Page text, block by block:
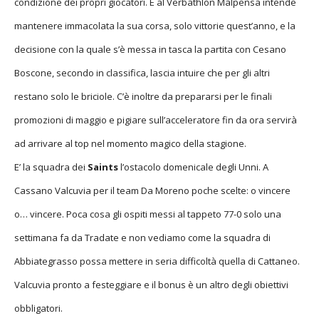
mantenere immacolata la sua corsa, solo vittorie quest’anno, e la
decisione con la quale s’è messa in tasca la partita con Cesano
Boscone, secondo in classifica, lascia intuire che per gli altri
restano solo le briciole. C’è inoltre da prepararsi per le finali
promozioni di maggio e pigiare sull’acceleratore fin da ora servirà
ad arrivare al top nel momento magico della stagione.
E’ la squadra dei Saintsl’ostacolo domenicale degli Unni. A
Cassano Valcuvia per il team Da Moreno poche scelte: o vincere
o… vincere. Poca cosa gli ospiti messi al tappeto 77-0 solo una
settimana fa da Tradate e non vediamo come la squadra di
Abbiategrasso possa mettere in seria difficoltà quella di Cattaneo.
Valcuvia pronto a festeggiare e il bonus è un altro degli obiettivi
obbligatori.